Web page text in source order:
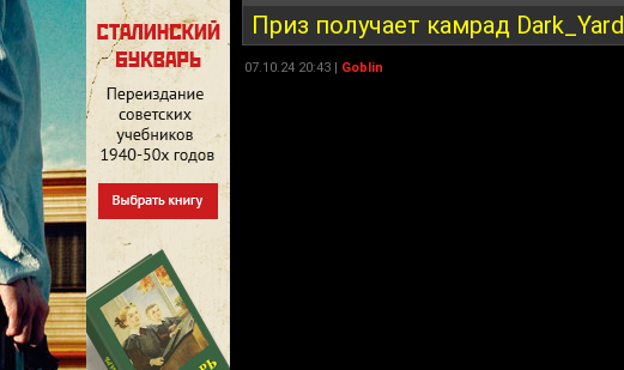
Приз получает камрад Dark_Yard
07.10.24 20:43 | Goblin